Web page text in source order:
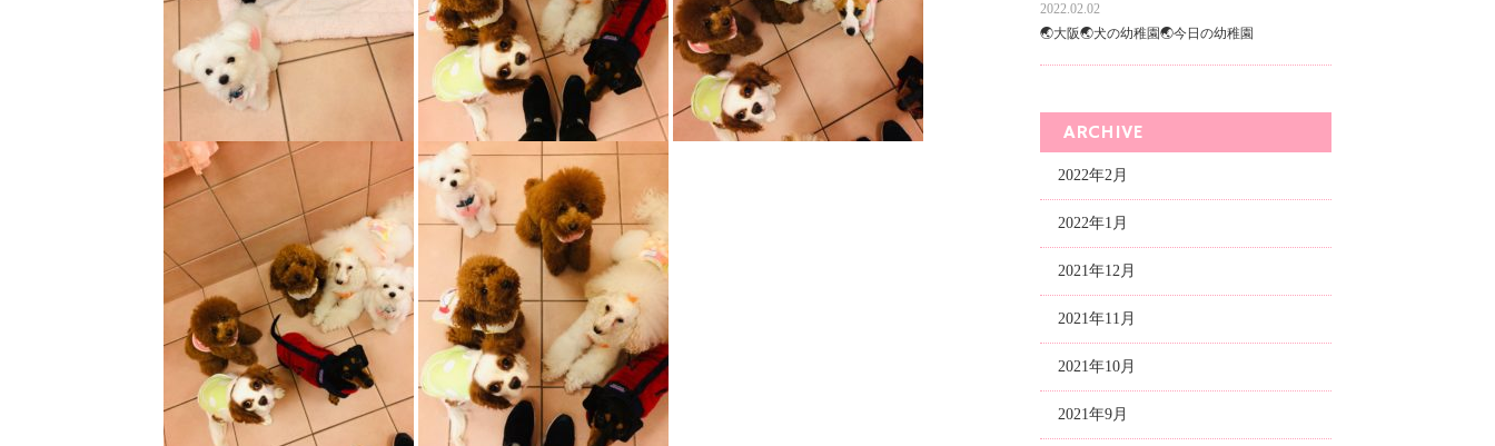
2022.02.02
🌏大阪🌏犬の幼稚園🌏今日の幼稚園
ARCHIVE
2022年2月
2022年1月
2021年12月
2021年11月
2021年10月
2021年9月